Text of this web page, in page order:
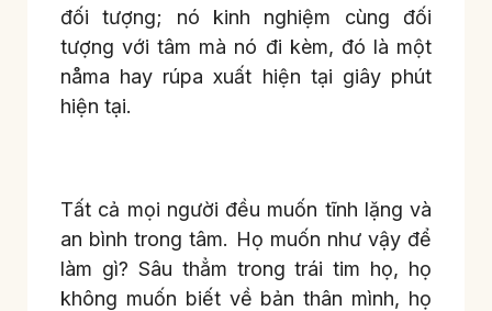
đối tượng; nó kinh nghiệm cùng đối
tượng với tâm mà nó đi kèm, đó là một
nåma hay rúpa xuất hiện tại giây phút
hiện tại.
Tất cả mọi người đều muốn tĩnh lặng và
an bình trong tâm. Họ muốn như vậy để
làm gì? Sâu thẳm trong trái tim họ, họ
không muốn biết về bản thân mình, họ